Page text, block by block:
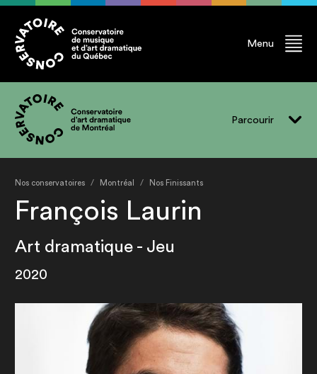
Menu
Parcourir
Professeur.e.s
Finissant.e.s
Diplômé.e.s
Nos conservatoires Montréal Nos Finissants
François Laurin
Art dramatique - Jeu
2020